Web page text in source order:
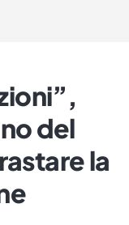
del
la